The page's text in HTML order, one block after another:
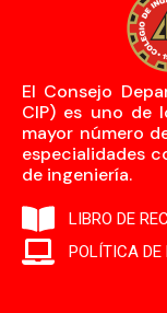
El Consejo
CIP) es uno de
mayor número
especialidades
de ingeniería.
LIBRO DE
POLÍTICA DE